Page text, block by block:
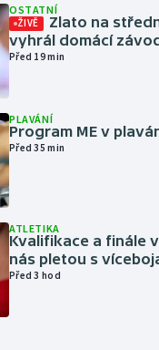
OSTATNÍ
ŽIVĚ
Zlato na
vyhrál domácí
Před 19 min
PLAVÁNÍ
Program ME v
Před 35 min
ATLETIKA
Kvalifikace a finále
nás pletou s
Před 3 hod